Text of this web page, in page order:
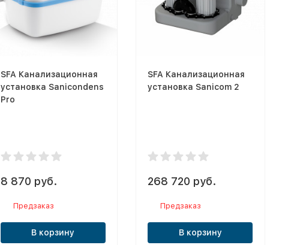
SFA Канализационная
установка Sanicondens
Pro
8 870 руб.
Предзаказ
В корзину
SFA Канализационная
установка Sanicom 2
268 720 руб.
Предзаказ
В корзину